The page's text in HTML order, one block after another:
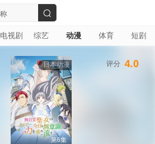
电视剧 综艺 动漫 体育 短剧
搜
索
日本动漫
第6集
评分 4.0